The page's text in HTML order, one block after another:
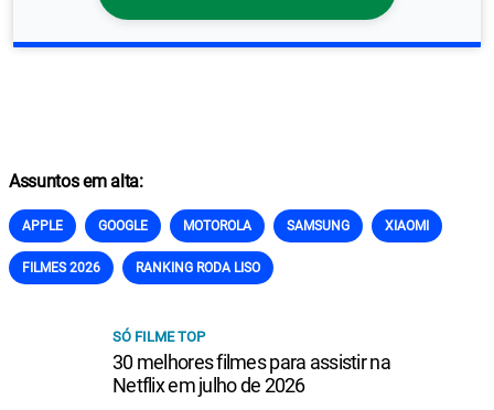
Assuntos em alta:
APPLE GOOGLE MOTOROLA SAMSUNG XIAOMI
FILMES 2026 RANKING RODA LISO
SÓ FILME TOP
30 melhores filmes para assistir na
Netflix em julho de 2026